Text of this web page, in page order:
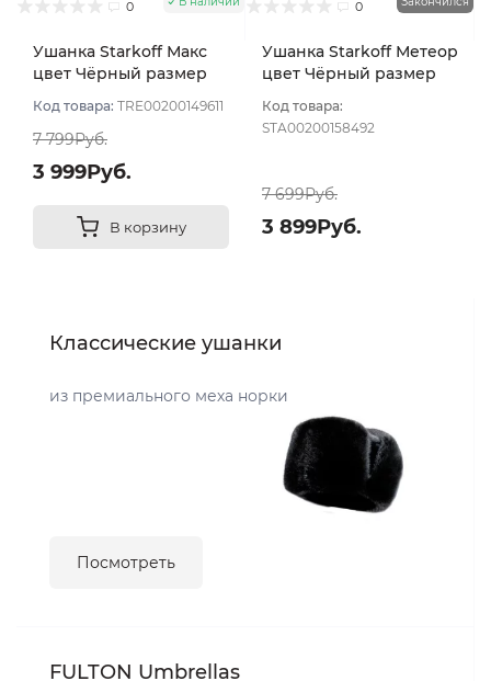
0
Ушанка Starkoff Макс
цвет Чёрный размер
Код товара: TRE00200149611
7 799Руб.
3 999Руб.
В корзину
0
Ушанка Starkoff Метеор
цвет Чёрный размер
Код товара:
STA00200158492
7 699Руб.
3 899Руб.
Классические ушанки
из премиального меха норки
Посмотреть
FULTON Umbrellas